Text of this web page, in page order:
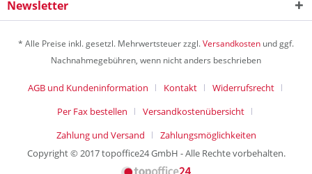
Newsletter
* Alle Preise inkl. gesetzl. Mehrwertsteuer zzgl.Versandkosten und ggf.
Nachnahmegebühren, wenn nicht anders beschrieben
AGB und Kundeninformation Kontakt
Widerrufsrecht
Per Fax bestellen
Versandkostenübersicht
Zahlung und Versand
Zahlungsmöglichkeiten
Copyright © 2017 topoffice24 GmbH - Alle Rechte vorbehalten.